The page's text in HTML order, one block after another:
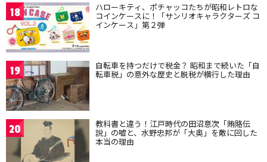
18 ハローキティ、ポチャッコたちが昭和レトロな
コインケースに！「サンリオキャラクターズ コ
インケース」第２弾
19 自転車を持つだけで税金？ 昭和まで続いた「自
転車税」の意外な歴史と脱税が横行した理由
20 教科書と違う！江戸時代の田沼意次「賄賂伝
説」の嘘と、水野忠邦が「大奥」を敵に回した
本当の理由